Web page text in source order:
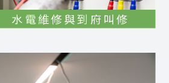
水電維修與到府叫修